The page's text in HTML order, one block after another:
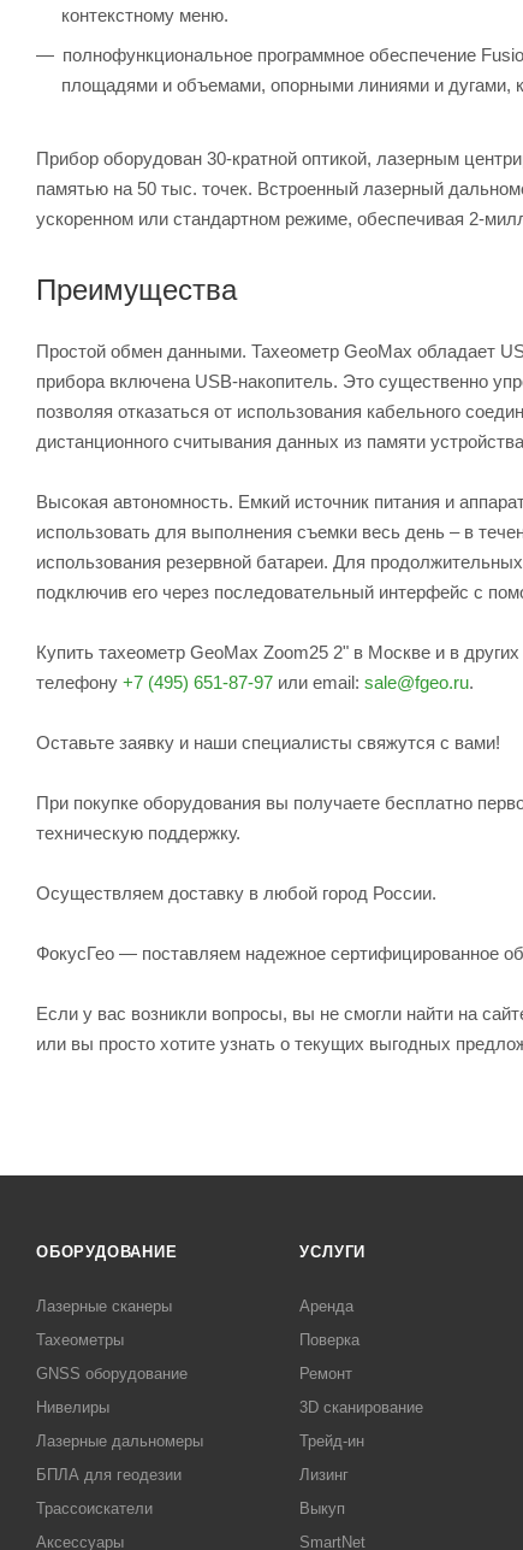
контекстному меню.
полнофункциональное программное обеспечение
площадями и объемами, опорными линиями и дугами,
Прибор оборудован 30-кратной оптикой, лазерным
памятью на 50 тыс. точек. Встроенный лазерный
ускоренном или стандартном режиме, обеспечивая 2-
Преимущества
Простой обмен данными. Тахеометр GeoMax обладает
прибора включена USB-накопитель. Это существенно
позволяя отказаться от использования кабельного
дистанционного считывания данных из памяти
Высокая автономность. Емкий источник питания и
использовать для выполнения съемки весь день – в
использования резервной батареи. Для
подключив его через последовательный интерфейс с
Купить тахеометр GeoMax Zoom25 2" в Москве и в
телефону +7 (495) 651-87-97 или email: sale@fgeo.ru.
Оставьте заявку и наши специалисты свяжутся с вами!
При покупке оборудования вы получаете бесплатно
техническую поддержку.
Осуществляем доставку в любой город России.
ФокусГео — поставляем надежное сертифицированное
Если у вас возникли вопросы, вы не смогли найти на
или вы просто хотите узнать о текущих выгодных
ОБОРУДОВАНИЕ
Лазерные сканеры
Тахеометры
GNSS оборудование
Нивелиры
Лазерные дальномеры
БПЛА для геодезии
Трассоискатели
Аксессуары
УСЛУГИ
Аренда
Поверка
Ремонт
3D сканирование
Трейд-ин
Лизинг
Выкуп
SmartNet